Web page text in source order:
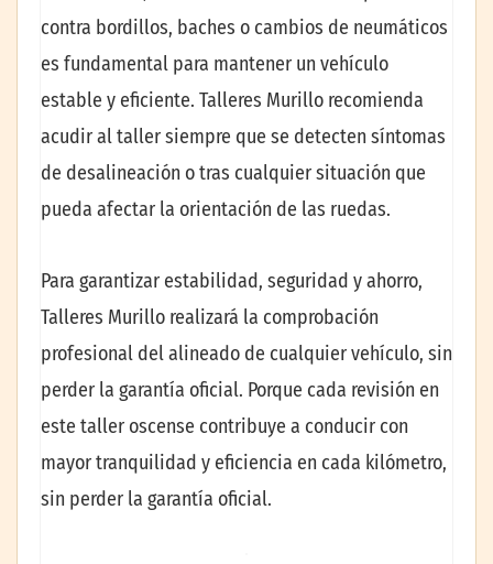
contra bordillos, baches o cambios de neumáticos
es fundamental para mantener un vehículo
estable y eficiente. Talleres Murillo recomienda
acudir al taller siempre que se detecten síntomas
de desalineación o tras cualquier situación que
pueda afectar la orientación de las ruedas.
Para garantizar estabilidad, seguridad y ahorro,
Talleres Murillo realizará la comprobación
profesional del alineado de cualquier vehículo, sin
perder la garantía oficial. Porque cada revisión en
este taller oscense contribuye a conducir con
mayor tranquilidad y eficiencia en cada kilómetro,
sin perder la garantía oficial.